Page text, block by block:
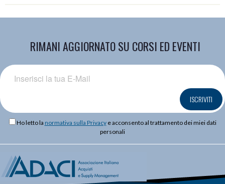
RIMANI AGGIORNATO SU CORSI ED EVENTI
ISCRIVITI
Ho letto la normativa sulla Privacye acconsento al trattamento dei miei dati
personali